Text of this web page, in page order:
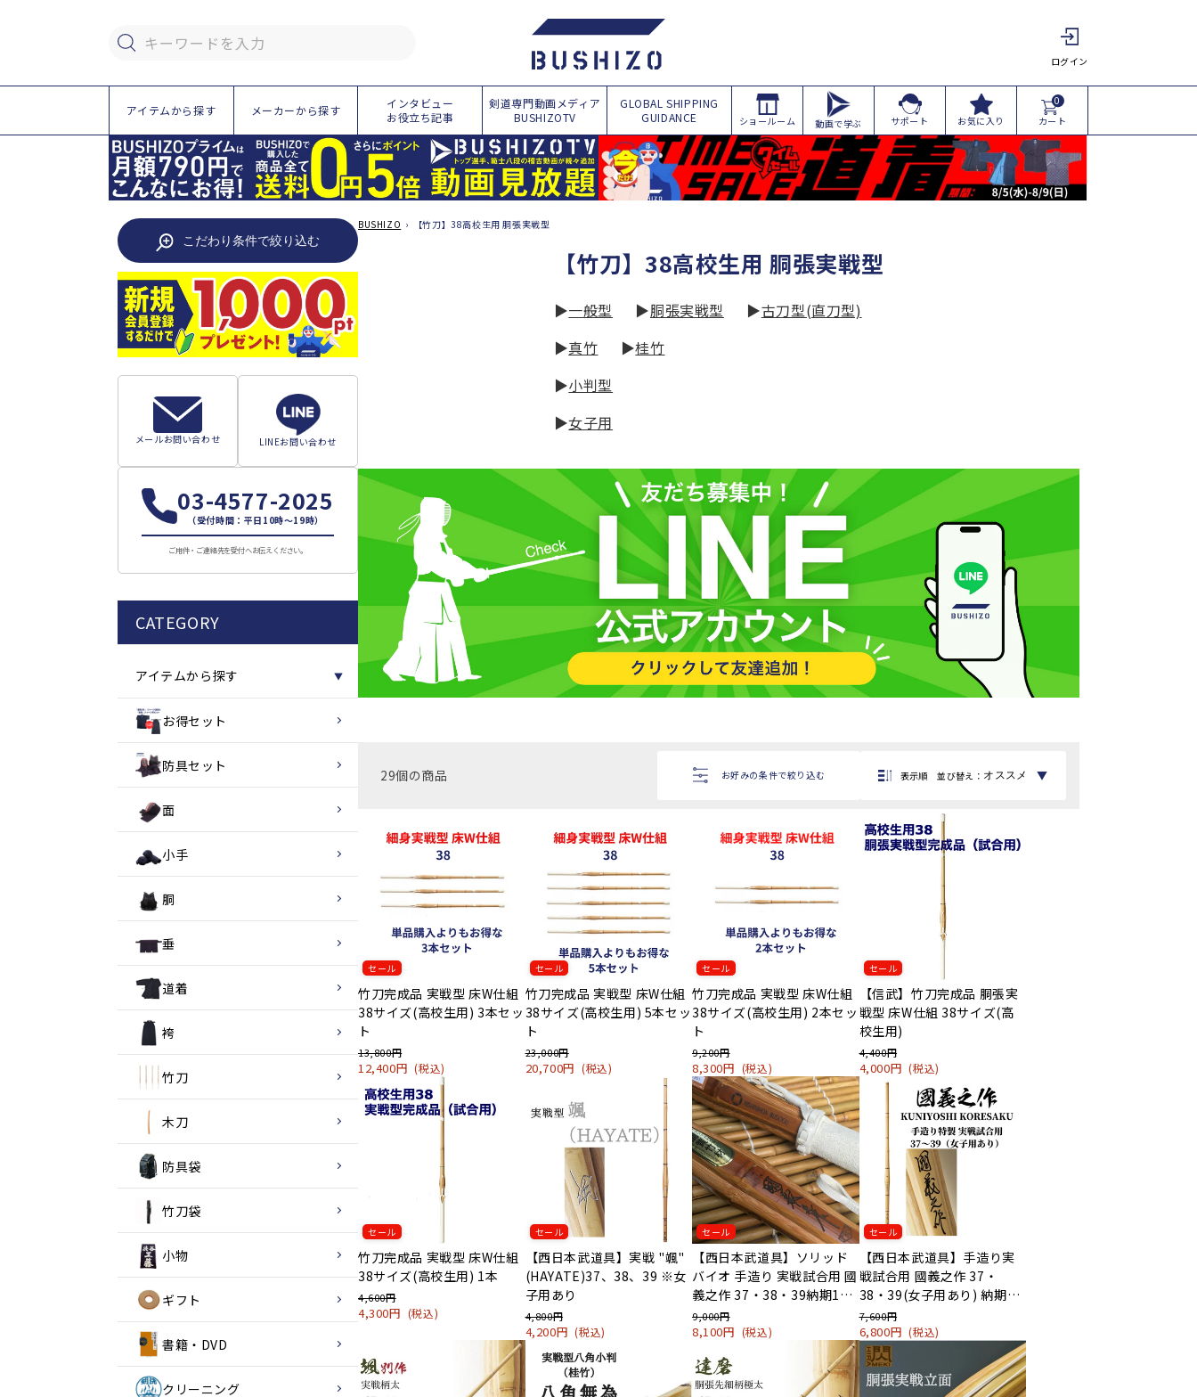
キーワードを入力
ログイン
アイテムから探す メーカーから探す
インタビュー
お役立ち記事
剣道専門動画メディア
BUSHIZOTV
GLOBAL SHIPPING
GUIDANCE
ショールーム 動画で学ぶ サポート お気に入り
0
カート
こだわり条件で絞り込む
メールお問い合わせ LINEお問い合わせ
03-4577-2025
（受付時間：平日10時～19時）
ご用件・ご連絡先を受付へお伝えください。
CATEGORY
アイテムから探す ▼
お得セット
防具セット
面
小手
胴
垂
道着
袴
竹刀
木刀
防具袋
竹刀袋
小物
ギフト
書籍・DVD
クリーニング
BUSHIZO › 【竹刀】38高校生用 胴張実戦型
コ
ク
シ
ョ
:
【竹刀】38高校生用 胴張実戦型
▶一般型 ▶胴張実戦型 ▶古刀型(直刀型)
▶真竹 ▶桂竹
▶小判型
▶女子用
29個の商品 お好みの条件で絞り込む 表示順並び替え ： ▼
セール
竹刀完成品 実戦型 床W仕組
38サイズ(高校生用) 3本セッ
ト
13,800円
12,400円(税込)
セール
竹刀完成品 実戦型 床W仕組
38サイズ(高校生用) 5本セッ
ト
23,000円
20,700円 (税込)
セール
竹刀完成品 実戦型 床W仕組
38サイズ(高校生用) 2本セッ
ト
9,200円
8,300円 (税込)
セール
【信武】竹刀完成品 胴張実
戦型 床W仕組 38サイズ(高
校生用)
4,400円
4,000円(税込)
セール
竹刀完成品 実戦型 床W仕組
38サイズ(高校生用) 1本
4,600円
4,300円 (税込)
セール
【西日本武道具】実戦 "颯"
(HAYATE)37、38、39 ※女
子用あり
4,800円
4,200円(税込)
セール
【西日本武道具】ソリッド
バイオ 手造り 実戦試合用 國
義之作 37・38・39納期1か
月～
9,000円
8,100円 (税込)
セール
【西日本武道具】手造り実
戦試合用 國義之作 37・
38・39(女子用あり) 納期1
か月
7,600円
6,800円(税込)